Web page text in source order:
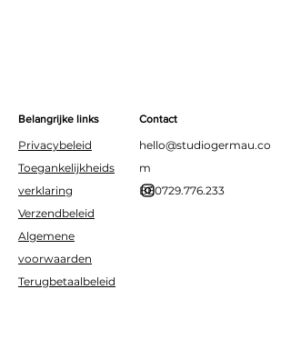
Belangrijke links
Privacybeleid
Toegankelijkheids
verklaring
Verzendbeleid
Algemene
voorwaarden
Terugbetaalbeleid
Contact
hello@studiogermau.co
m
BE0729.776.233